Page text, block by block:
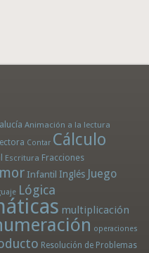
Animación a la lectura
Contar Cálculo
Escritura Fracciones
Infantil Inglés Juego
Lógica
multiplicación
operaciones
Resolución de Problemas